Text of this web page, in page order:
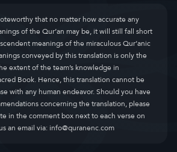
that no matter how accurate any
of the Qur’an may be, it will still fall short
meanings of the miraculous Qur’anic
conveyed by this translation is only the
extent of the team’s knowledge in
Book. Hence, this translation cannot be
with any human endeavor. Should you have
concerning the translation, please
in the comment box next to each verse on
an email via:info@quranenc.com